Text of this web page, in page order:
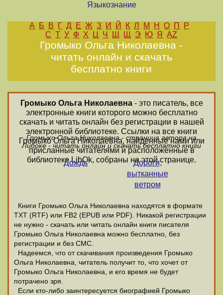
Языкознание
А Б В Г Д Е Ж З И Й К Л М Н О П
Р
С Т У Ф Х Ц Ч Ш Щ Э Ю Я AZ
Громыко Ольга Николаевна -
читать онлайн и скачать
бесплатно книги
Громыко Ольга Николаевна- это писатель, все
электронные книги которого можно бесплатно
скачать и читать онлайн без регистрации в нашей
электронной библиотеке. Ссылки на все книги
Громыко Ольга Николаевна, найденные нами или
присланные читателями и расположенные в
библиотеке LibOk, собраны на этой странице.
Громыко Ольга Николаевна - страница автора на
Либоке - читать онлайн и скачать бесплатно книги
Дождь
Дороги,
вытканные
ветром
Книги Громыко Ольга Николаевна находятся в формате
ТХТ (RTF) или FB2 (EPUB или PDF). Никакой регистрации
не нужно - скачать или читать онлайн книги писателя
Громыко Ольга Николаевна можно бесплатно, без
регистрации и без СМС.
Надеемся, что от скачивания произведения Громыко
Ольга Николаевна, читатель получит то, что хочет от
Громыко Ольга Николаевна, и его время не будет
потрачено зря.
Если кто-либо заинтересуется биографией Громыко